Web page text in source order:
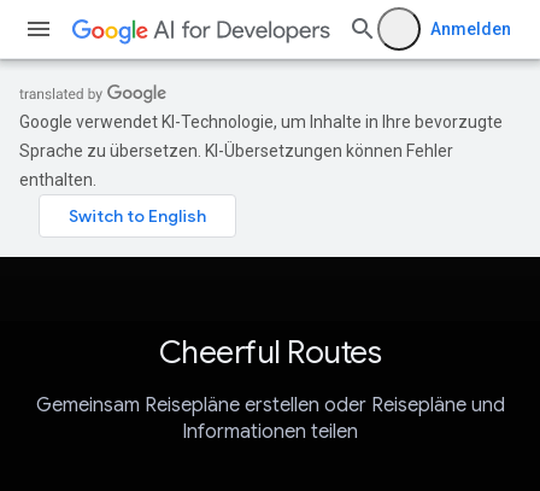
Anmelden
Google verwendet KI-Technologie, um Inhalte in Ihre bevorzugte
Sprache zu übersetzen. KI-Übersetzungen können Fehler
enthalten.
Cheerful Routes
Gemeinsam Reisepläne erstellen oder Reisepläne und
Informationen teilen